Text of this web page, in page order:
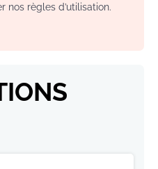
nos règles d’utilisation.